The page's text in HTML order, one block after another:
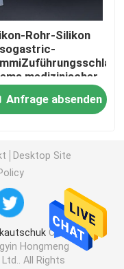
Rohr-Silikon
medizinischer
Anfrage absenden
Desktop Site
China
Hongmeng
All Rights